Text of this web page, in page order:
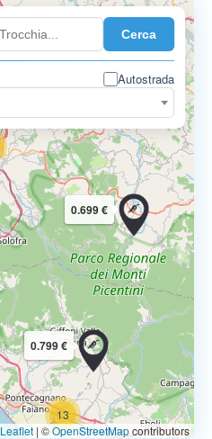
Cerca
Autostrada
13
3
0.799 €
0.699 €
Leaflet | ©OpenStreetMapcontributors